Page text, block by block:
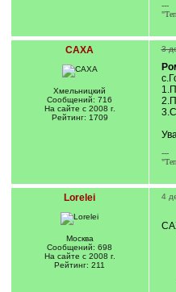
---
САХА
Хмельницкий
Сообщений: 716
На сайте с 2008 г.
Рейтинг: 1709
3
---
Lorelei
Москва
Сообщений: 698
На сайте с 2008 г.
Рейтинг: 211
4